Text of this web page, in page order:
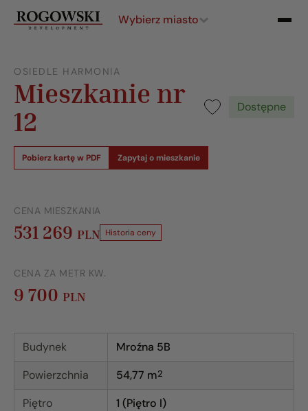
Wybierz miasto
OSIEDLE HARMONIA
Mieszkanie nr
12
Dostępne
Pobierz kartę w PDF Zapytaj o mieszkanie
CENA MIESZKANIA
531 269 PLN Historia ceny
CENA ZA METR KW.
9 700 PLN
Budynek
Mroźna 5B
Powierzchnia
54,77 m2
Piętro
1 (Piętro I)